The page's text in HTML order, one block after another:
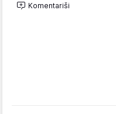
Komentariši